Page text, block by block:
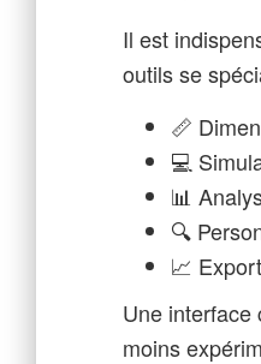
Il est
outils se
📏
💻
📊
🔍
📈
Une interface
moins